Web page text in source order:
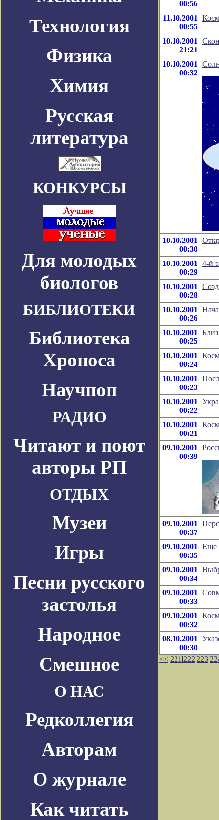
Технология
Физика
Химия
Русская
литература
КОНКУРСЫ
Для молодых
биологов
БИБЛИОТЕКИ
Библиотека
Хроноса
Научпоп
РАДИО
Читают и поют
авторы РП
ОТДЫХ
Музеи
Игры
Песни русского
застолья
Народное
Смешное
О НАС
Редколлегия
Авторам
О журнале
Как читать
00:56
11.10.2001
00:55
10.10.2001
21:21
10.10.2001
00:32
10.10.2001
00:30
10.10.2001
00:29
4-й
10.10.2001
00:28
10.10.2001
00:26
10.10.2001
00:25
10.10.2001
00:24
10.10.2001
00:23
10.10.2001
00:22
10.10.2001
00:21
09.10.2001
00:39
09.10.2001
00:37
09.10.2001
00:35
Еще
09.10.2001
00:34
09.10.2001
00:33
09.10.2001
00:32
08.10.2001
00:30
<< 221 |222|223|